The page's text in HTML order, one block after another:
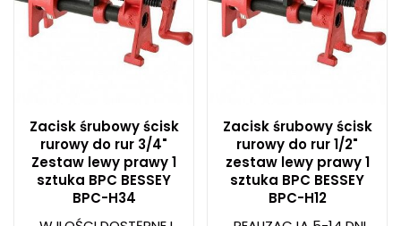
Zacisk śrubowy ścisk
rurowy do rur 3/4"
Zestaw lewy prawy 1
sztuka BPC BESSEY
BPC-H34
Zacisk śrubowy ścisk
rurowy do rur 1/2"
zestaw lewy prawy 1
sztuka BPC BESSEY
BPC-H12